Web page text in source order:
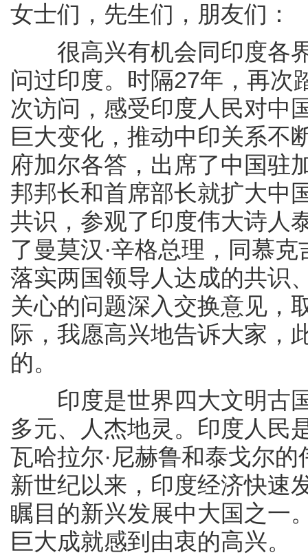
女士们，先生们，朋友们：
很高兴有机会同印度各界
问过印度。时隔27年，再次
次访问，感受印度人民对中
巨大变化，推动中印关系不
府加尔各答，出席了中国驻
邦邦长和首席部长就扩大中
共识，参观了印度伟大诗人
了曼莫汉·辛格总理，同慕
落实两国领导人达成的共识
关心的问题深入交换意见，
际，我愿高兴地告诉大家，
的。
印度是世界四大文明古国
多元、人杰地灵。印度人民
瓦哈拉尔·尼赫鲁和泰戈尔
新世纪以来，印度经济快速
瞩目的新兴发展中大国之一
巨大成就感到由衷的高兴。